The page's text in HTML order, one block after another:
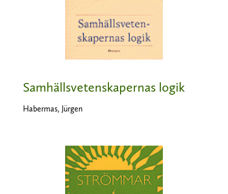
Samhällsvetenskapernas logik
Habermas, Jürgen